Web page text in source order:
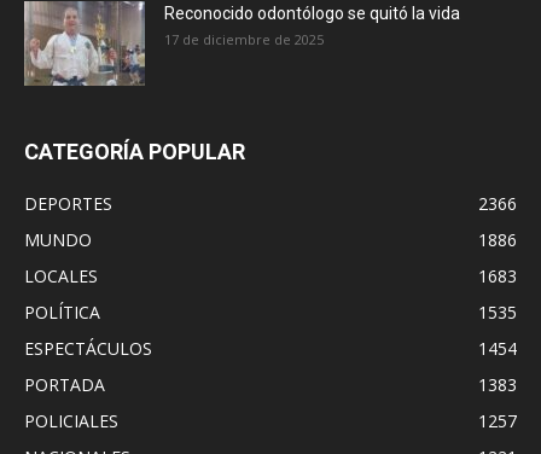
Reconocido odontólogo se quitó la vida
17 de diciembre de 2025
CATEGORÍA POPULAR
DEPORTES
2366
MUNDO
1886
LOCALES
1683
POLÍTICA
1535
ESPECTÁCULOS
1454
PORTADA
1383
POLICIALES
1257